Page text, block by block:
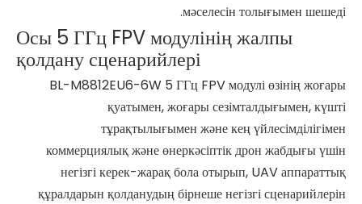
мәселесін толығымен шешеді.
Осы 5 ГГц FPV модулінің жалпы
қолдану сценарийлері
BL-M8812EU6-6W 5 ГГц FPV модулі өзінің жоғары
қуатымен, жоғары сезімталдығымен, күшті
тұрақтылығымен және кең үйлесімділігімен
коммерциялық және өнеркәсіптік дрон жабдығы үшін
негізгі керек-жарақ бола отырып, UAV аппараттық
құралдарын қолданудың бірнеше негізгі сценарийлерін